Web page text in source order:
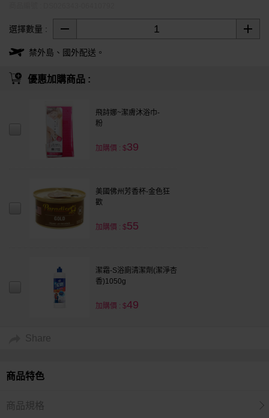
禁外島、國外配送。
選擇數量 :
優惠加購商品 :
飛詩娜~潔膚沐浴巾-
粉
加購價 : $39
美國佛州芳香杯-金色狂
歡
加購價 : $55
潔霜-S浴廁清潔劑(潔淨杏
香)1050g
加購價 : $49
Share
商品特色
商品規格